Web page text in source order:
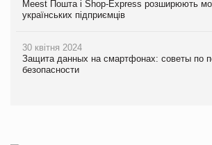
Meest Пошта і Shop-Express розширюють
українських підприємців
30 квітня 2024
Защита данных на смартфонах: советы по
безопасности